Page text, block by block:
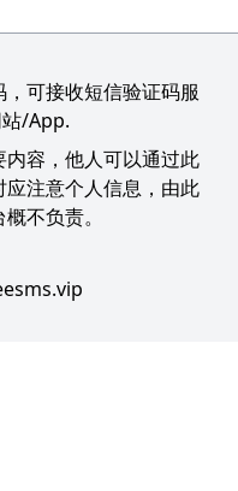
可接收短信验证码服
/App.
容，他人可以通过此
注意个人信息，由此
不负责。